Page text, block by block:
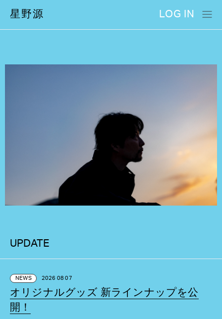
星野源 LOG IN
UPDATE
NEWS 2026 08 07
オリジナルグッズ 新ラインナップを公
開！